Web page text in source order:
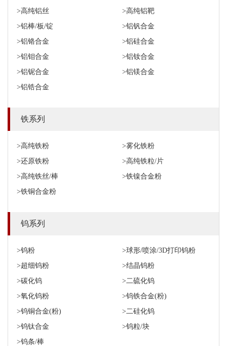
>高纯铝丝
>高纯铝靶
>铝棒/板/锭
>铝钒合金
>铝铬合金
>铝硅合金
>铝钼合金
>铝钕合金
>铝铌合金
>铝镁合金
>铝锆合金
铁系列
>高纯铁粉
>雾化铁粉
>还原铁粉
>高纯铁粒/片
>高纯铁丝/棒
>铁镍合金粉
>铁铜合金粉
钨系列
>钨粉
>球形/喷涂/3D打印钨粉
>超细钨粉
>结晶钨粉
>碳化钨
>二硫化钨
>氧化钨粉
>钨铁合金(粉)
>钨铜合金(粉)
>二硅化钨
>钨钛合金
>钨粒/块
>钨条/棒